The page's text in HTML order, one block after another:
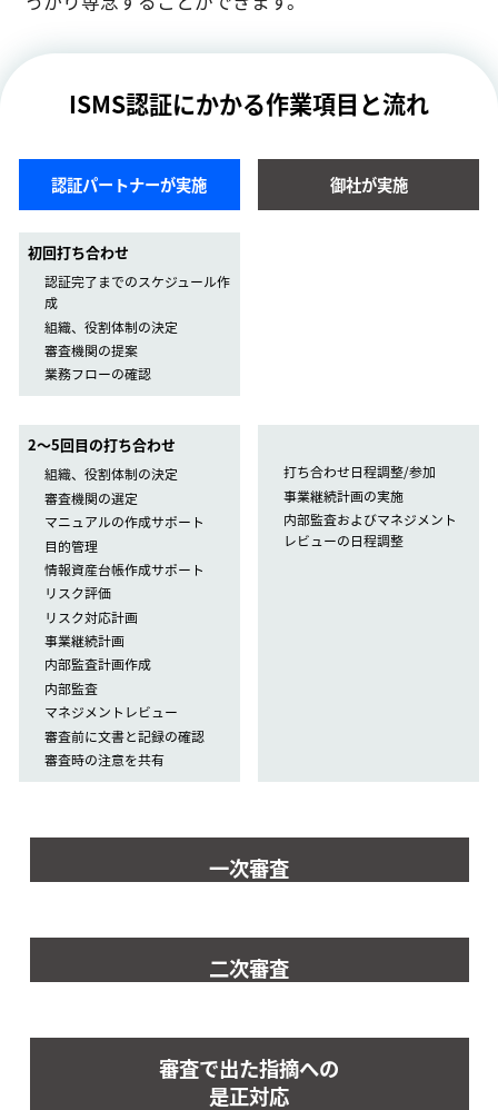
ISMS認証にかかる作業項目と流れ
認証パートナーが実施 御社が実施
初回打ち合わせ
認証完了までのスケジュール作
成
組織、役割体制の決定
審査機関の提案
業務フローの確認
2〜5回目の打ち合わせ
組織、役割体制の決定
審査機関の選定
マニュアルの作成サポート
目的管理
情報資産台帳作成サポート
リスク評価
リスク対応計画
事業継続計画
内部監査計画作成
内部監査
マネジメントレビュー
審査前に文書と記録の確認
審査時の注意を共有
打ち合わせ日程調整/参加
事業継続計画の実施
内部監査およびマネジメント
レビューの日程調整
一次審査
二次審査
審査で出た指摘への
是正対応